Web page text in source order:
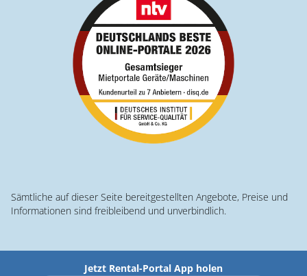
Sämtliche auf dieser Seite bereitgestellten Angebote, Preise und
Informationen sind freibleibend und unverbindlich.
Jetzt Rental-Portal App holen